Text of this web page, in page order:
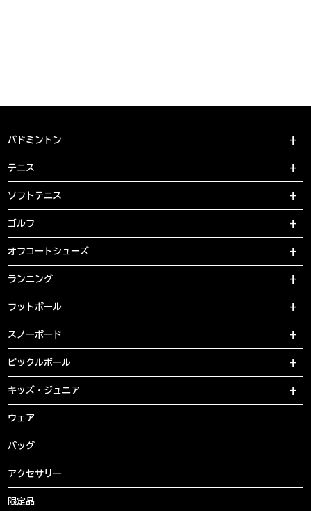
バドミントン
テニス
ソフトテニス
ゴルフ
オフコートシューズ
ランニング
フットボール
スノーボード
ピックルボール
キッズ・ジュニア
ウェア
バッグ
アクセサリー
限定品